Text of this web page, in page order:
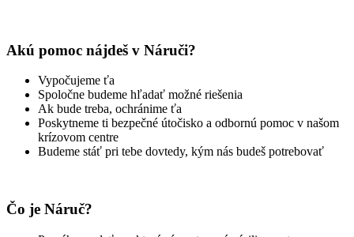
Akú pomoc nájdeš v Náruči?
Vypočujeme ťa
Spoločne budeme hľadať možné riešenia
Ak bude treba, ochránime ťa
Poskytneme ti bezpečné útočisko a odbornú pomoc v našom
krízovom centre
Budeme stáť pri tebe dovtedy, kým nás budeš potrebovať
Čo je Náruč?